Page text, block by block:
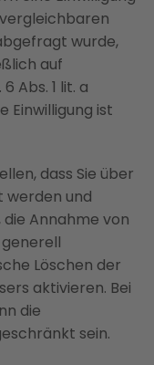
wurde,
auf
Abs. 1 lit. a
Einwilligung ist
dass Sie über
werden und
die Annahme von
Löschen der
aktivieren. Bei
die
sein.